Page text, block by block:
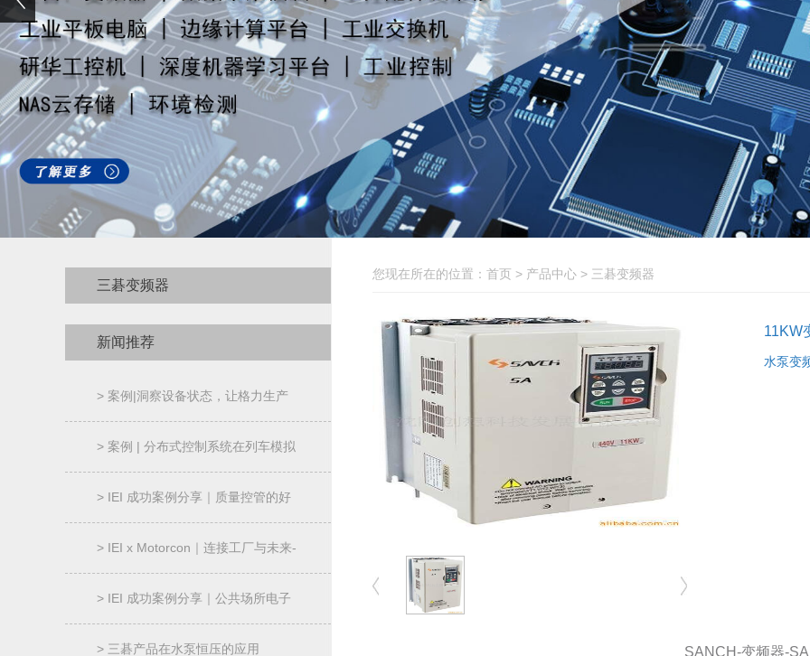
QNAP
创想
热卖产品
三碁变频器
新闻推荐
> 案例|洞察设备状态，让格力生产
过程“透明化”
> 案例 | 分布式控制系统在列车模拟
器的应用
> IEI 成功案例分享｜质量控管的好
帮手-AOI 机械控制器
> IEI x Motorcon｜连接工厂与未来-
智能制造解决方案
> IEI 成功案例分享｜公共场所电子
信息广告牌｜NANO-ULT5
> 三碁产品在水泵恒压的应用
您现在所在的位置： 首页 > 产品中心 > 三碁变频器
11KW
水泵变
SANCH-变频器-